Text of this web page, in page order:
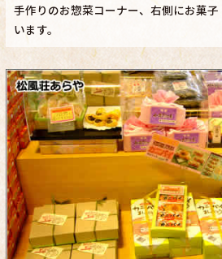
手作りのお惣菜コーナー、右側にお菓
います。